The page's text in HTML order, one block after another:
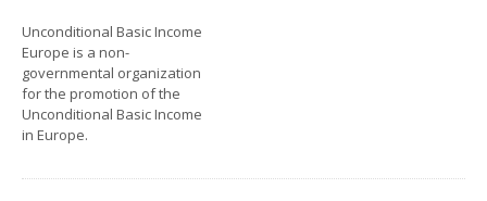
Unconditional Basic Income
Europe is a non-
governmental organization
for the promotion of the
Unconditional Basic Income
in Europe.